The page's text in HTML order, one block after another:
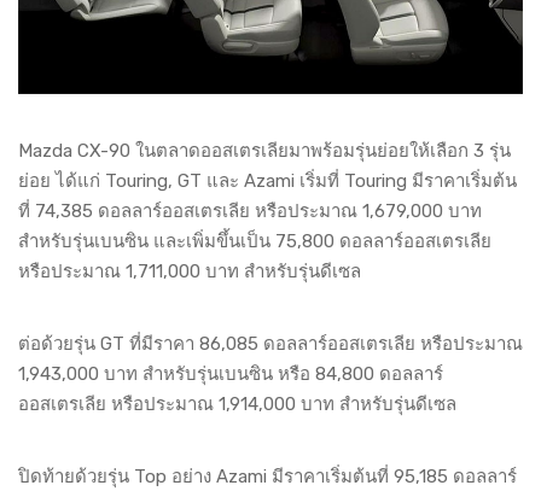
Mazda CX-90 ในตลาดออสเตรเลียมาพร้อมรุ่นย่อยให้เลือก 3 รุ่น
ย่อย ได้แก่ Touring, GT และ Azami เริ่มที่ Touring มีราคาเริ่มต้น
ที่ 74,385 ดอลลาร์ออสเตรเลีย หรือประมาณ 1,679,000 บาท
สำหรับรุ่นเบนซิน และเพิ่มขึ้นเป็น 75,800 ดอลลาร์ออสเตรเลีย
หรือประมาณ 1,711,000 บาท สำหรับรุ่นดีเซล
ต่อด้วยรุ่น GT ที่มีราคา 86,085 ดอลลาร์ออสเตรเลีย หรือประมาณ
1,943,000 บาท สำหรับรุ่นเบนซิน หรือ 84,800 ดอลลาร์
ออสเตรเลีย หรือประมาณ 1,914,000 บาท สำหรับรุ่นดีเซล
ปิดท้ายด้วยรุ่น Top อย่าง Azami มีราคาเริ่มต้นที่ 95,185 ดอลลาร์